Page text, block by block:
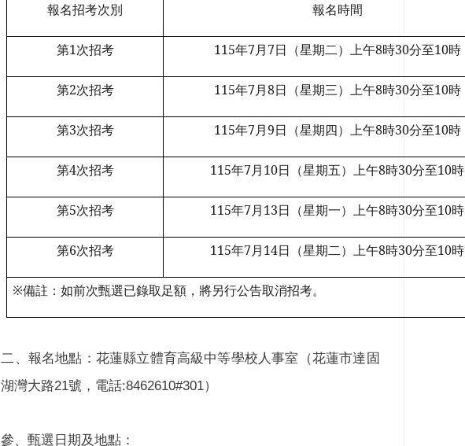
報名招考次別 報名時間
第1次招考 115年7月7日（星期二）上午8時30分至10時
第2次招考 115年7月8日（星期三）上午8時30分至10時
第3次招考 115年7月9日（星期四）上午8時30分至10時
第4次招考 115年7月10日（星期五）上午8時30分至10時
第5次招考 115年7月13日（星期一）上午8時30分至10時
第6次招考 115年7月14日（星期二）上午8時30分至10時
※備註：如前次甄選已錄取足額，將另行公告取消招考。
二、報名地點：花蓮縣立體育高級中等學校人事室（花蓮市達固
湖灣大路21號，電話:8462610#301）
參、甄選日期及地點：